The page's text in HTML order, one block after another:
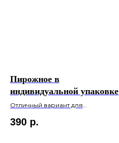
Пирожное в
индивидуальной упаковке
Отличный вариант для
презентов и подарков гостям на
торжестве.
390 р.